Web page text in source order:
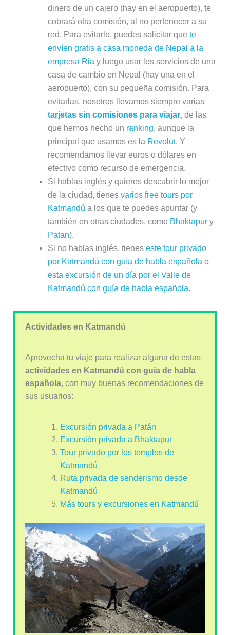
dinero de un cajero (hay en el aeropuerto), te
cobrará otra comisión, al no pertenecer a su
red. Para evitarlo, puedes solicitar que te
envíen gratis a casa moneda de Nepal a la
empresa Ria y luego usar los servicios de una
casa de cambio en Nepal (hay una en el
aeropuerto), con su pequeña comisión. Para
evitarlas, nosotros llevamos siempre varias
tarjetas sin comisiones para viajar, de las
que hemos hecho un ranking, aunque la
principal que usamos es la Revolut. Y
recomendamos llevar euros o dólares en
efectivo como recurso de emergencia.
Si hablas inglés y quieres descubrir lo mejor
de la ciudad, tienes varios free tours por
Katmandú a los que te puedes apuntar (y
también en otras ciudades, como Bhaktapury
Patan).
Si no hablas inglés, tienes este tour privado
por Katmandú con guía de habla española o
esta excursión de un día por el Valle de
Katmandú con guía de habla española.
Actividades en Katmandú
Aprovecha tu viaje para realizar alguna de estas
actividades en Katmandú con guía de habla
española, con muy buenas recomendaciones de
sus usuarios:
Excursión privada a Patán
Excursión privada a Bhaktapur
Tour privado por los templos de
Katmandú
Ruta privada de senderismo desde
Katmandú
Más tours y excursiones en Katmandú